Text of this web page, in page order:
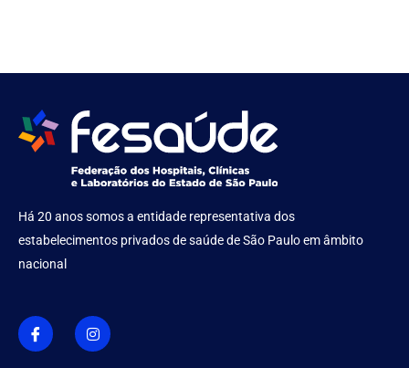
Há 20 anos somos a entidade representativa dos
estabelecimentos privados de saúde de São Paulo em âmbito
nacional
I
c
o
n
I
n
s
t